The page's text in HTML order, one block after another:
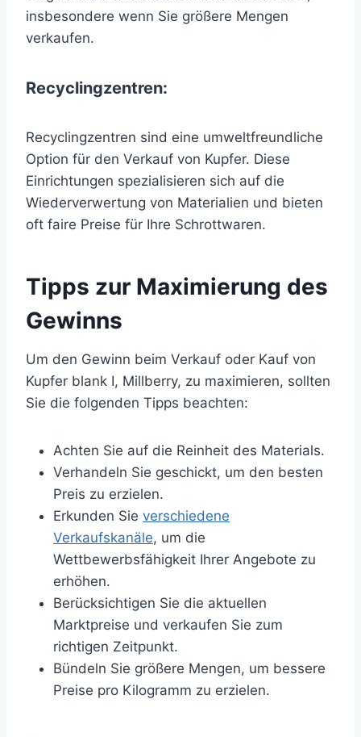
insbesondere wenn Sie größere Mengen
verkaufen.
Recyclingzentren:
Recyclingzentren sind eine umweltfreundliche
Option für den Verkauf von Kupfer. Diese
Einrichtungen spezialisieren sich auf die
Wiederverwertung von Materialien und bieten
oft faire Preise für Ihre Schrottwaren.
Tipps zur Maximierung des
Gewinns
Um den Gewinn beim Verkauf oder Kauf von
Kupfer blank I, Millberry, zu maximieren, sollten
Sie die folgenden Tipps beachten:
Achten Sie auf die Reinheit des Materials.
Verhandeln Sie geschickt, um den besten
Preis zu erzielen.
Erkunden Sie verschiedene
Verkaufskanäle, um die
Wettbewerbsfähigkeit Ihrer Angebote zu
erhöhen.
Berücksichtigen Sie die aktuellen
Marktpreise und verkaufen Sie zum
richtigen Zeitpunkt.
Bündeln Sie größere Mengen, um bessere
Preise pro Kilogramm zu erzielen.